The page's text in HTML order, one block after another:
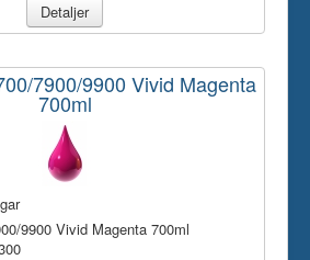
Detaljer
7900/9900 Vivid Magenta
700ml
9900 Vivid Magenta 700ml